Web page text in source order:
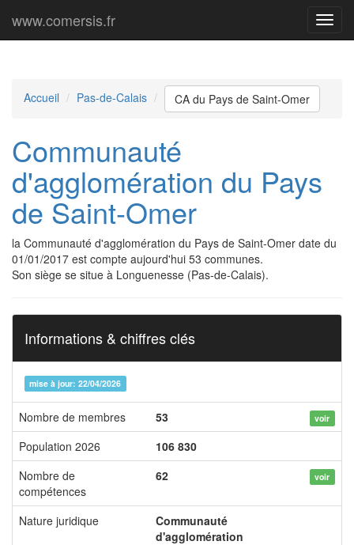
Menu
www.comersis.fr
Accueil Pas-de-Calais CA du Pays de Saint-Omer
Communauté
d'agglomération du Pays
de Saint-Omer
la Communauté d'agglomération du Pays de Saint-Omer date du
01/01/2017 est compte aujourd'hui 53 communes.
Son siège se situe à Longuenesse (Pas-de-Calais).
Informations & chiffres clés
mise à jour: 22/04/2026
Nombre de membres 53 voir
Population 2026
106 830
Nombre de
compétences
62 voir
Nature juridique
Communauté
d'agglomération